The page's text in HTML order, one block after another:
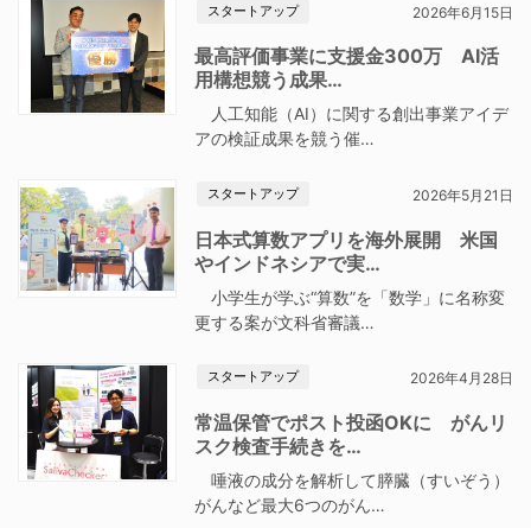
スタートアップ 2026年6月15日
最高評価事業に支援金300万 AI活
用構想競う成果…
人工知能（AI）に関する創出事業アイデ
アの検証成果を競う催…
スタートアップ 2026年5月21日
日本式算数アプリを海外展開 米国
やインドネシアで実…
小学生が学ぶ“算数”を「数学」に名称変
更する案が文科省審議…
スタートアップ 2026年4月28日
常温保管でポスト投函OKに がんリ
スク検査手続きを…
唾液の成分を解析して膵臓（すいぞう）
がんなど最大6つのがん…